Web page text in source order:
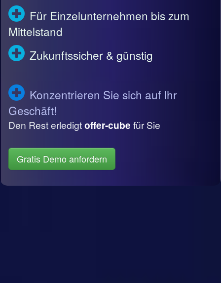
Für Einzelunternehmen bis zum
Mittelstand
Zukunftssicher & günstig
Konzentrieren Sie sich auf Ihr
Geschäft!
Den Rest erledigtoffer-cube für Sie
Gratis Demo anfordern